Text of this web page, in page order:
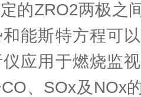
的ZRO2两极之
能斯特方程可
应用于燃烧监
、SOx及NOx